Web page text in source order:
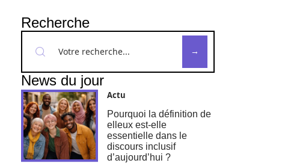
Recherche
News du jour
Actu
Pourquoi la définition de
elleux est-elle
essentielle dans le
discours inclusif
d’aujourd’hui ?